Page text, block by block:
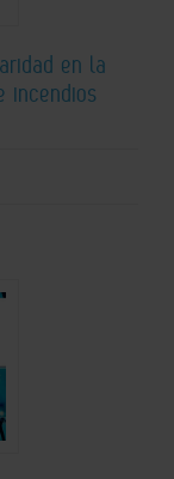
en la
incendios